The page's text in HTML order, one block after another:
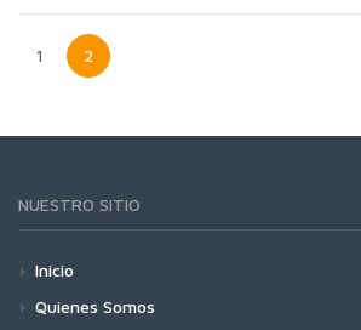
1 2
NUESTRO SITIO
Inicio
Quienes Somos